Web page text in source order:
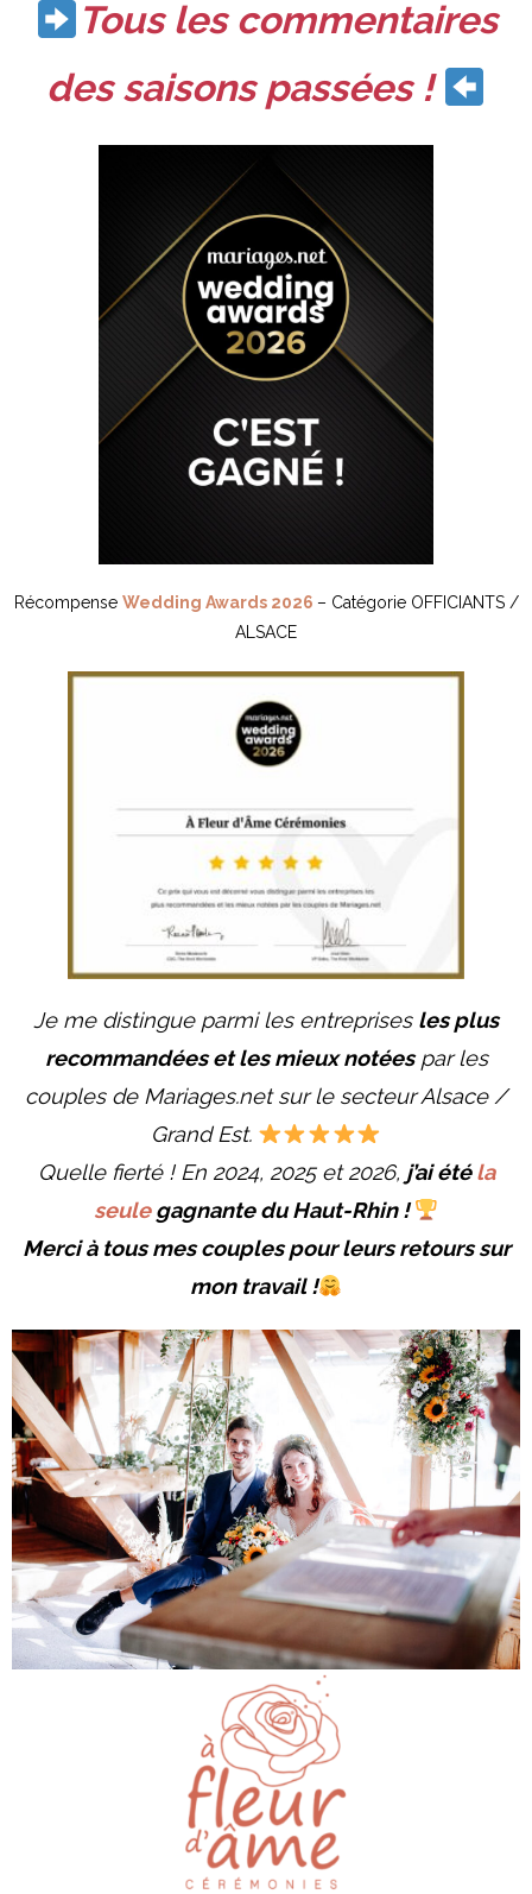
Tous les commentaires
des saisons passées !
Récompense Wedding Awards 2026 – Catégorie OFFICIANTS /
ALSACE
Je me distingue parmi les entreprises les plus
recommandées et les mieux notéespar les
couples de Mariages.net sur le secteur Alsace /
Grand Est.
Quelle fierté ! En 2024, 2025 et 2026, j’ai étéla
seulegagnante du Haut-Rhin !
Merci à tous mes couples pourleurs retours sur
mon travail!